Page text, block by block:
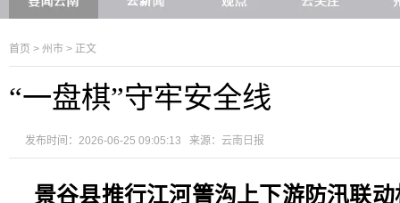
首页 > 州市 > 正文
“一盘棋”守牢安全线
发布时间：2026-06-25 09:05:13 来源： 云南日报
景谷县推行江河箐沟上下游防汛联